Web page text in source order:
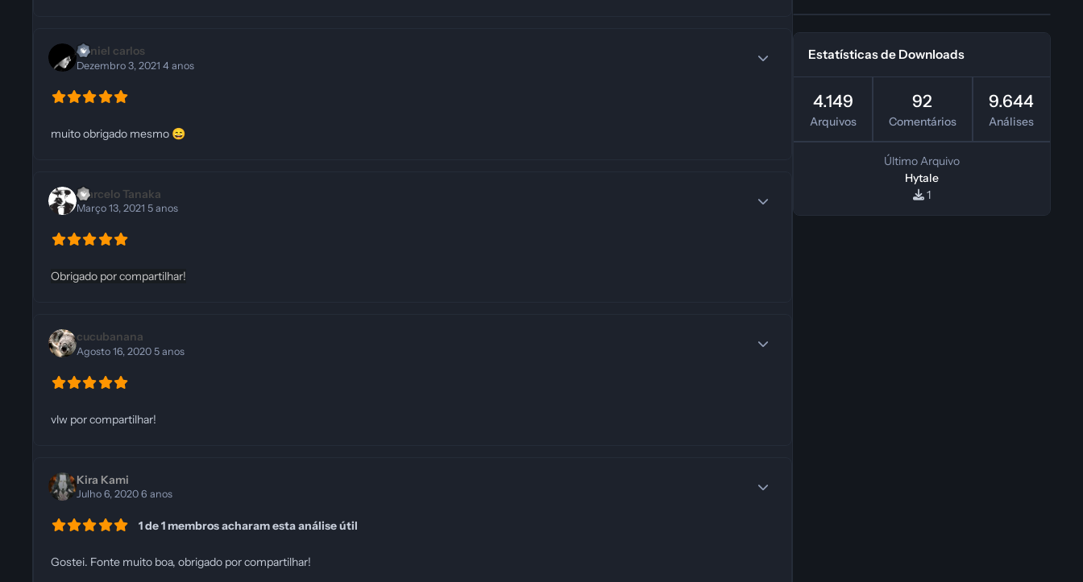
daniel carlos
Dezembro 3, 20214 anos
muito obrigado mesmo 😄
Marcelo Tanaka
Março 13, 20215 anos
Obrigado por compartilhar!
cucubanana
Agosto 16, 20205 anos
vlw por compartilhar!
Kira Kami
Julho 6, 20206 anos
1 de 1 membros acharam esta análise útil
Gostei. Fonte muito boa, obrigado por compartilhar!
Estatísticas de Downloads
4.149
Arquivos
92
Comentários
9.644
Análises
Último Arquivo
Hytale
1